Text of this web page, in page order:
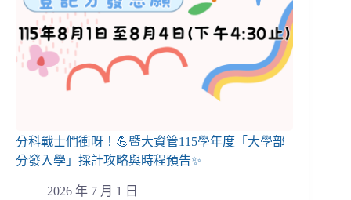
分科戰士們衝呀！💪暨大資管115學年度「大學部
分發入學」採計攻略與時程預告✨
2026 年 7 月 1 日